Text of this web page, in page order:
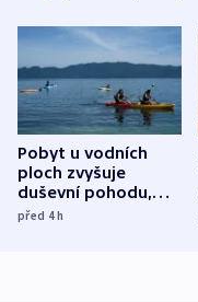
Pobyt u vodních
ploch zvyšuje
duševní pohodu,
ukázala
před 4h